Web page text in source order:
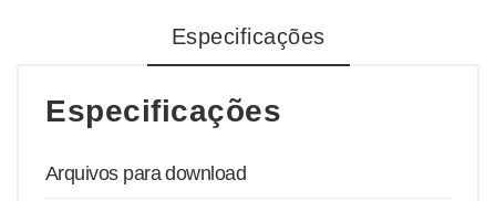
Especificações
Especificações
Arquivos para download